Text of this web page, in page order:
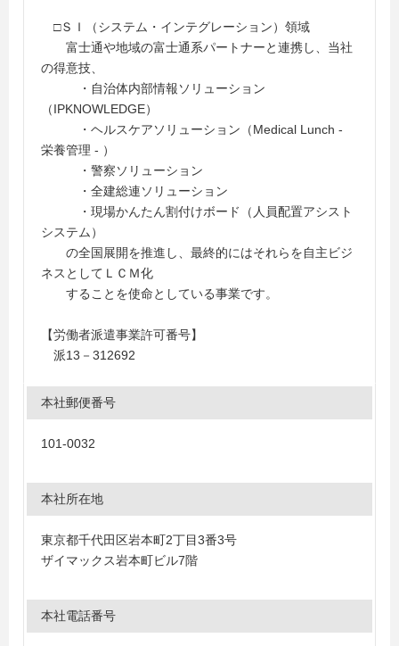
□ＳＩ（システム・インテグレーション）領域
富士通や地域の富士通系パートナーと連携し、当社
の得意技、
・自治体内部情報ソリューション
（IPKNOWLEDGE）
・ヘルスケアソリューション（Medical Lunch -
栄養管理 - ）
・警察ソリューション
・全建総連ソリューション
・現場かんたん割付けボード（人員配置アシスト
システム）
の全国展開を推進し、最終的にはそれらを自主ビジ
ネスとしてＬＣＭ化
することを使命としている事業です。
【労働者派遣事業許可番号】
派13－312692
本社郵便番号
101-0032
本社所在地
東京都千代田区岩本町2丁目3番3号
ザイマックス岩本町ビル7階
本社電話番号